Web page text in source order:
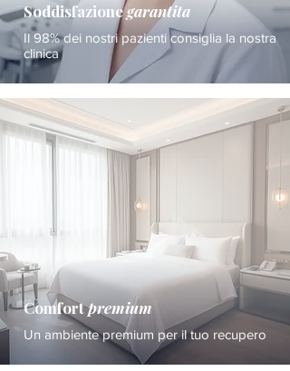
Soddisfazionegarantita
Il 98% dei nostri pazienti consiglia la nostra
clinica
Comfortpremium
Un ambiente premium per il tuo recupero